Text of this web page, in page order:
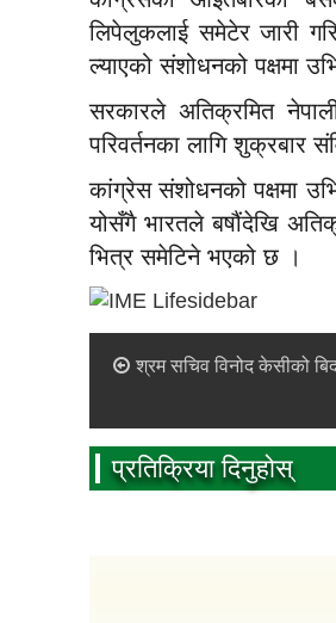
लिपेलुकलाई समेटेर जारी
ल्याएको संशोधनको पक्षमा
सरकारले अतिक्रमित
परिवर्तनका लागि शुक्रबार
कांग्रेस संशोधनको पक्षमा
योसँगै भारतले बषौंदेखि
भित्र समेटिने भएको छ ।
श्रम सचिव विनोद केसीको
प्रतिक्रिया दिनुहोस्